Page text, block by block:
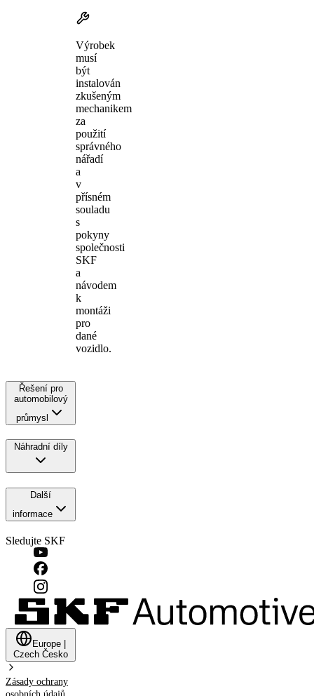
Výrobek
musí
být
instalován
zkušeným
mechanikem
za
použití
správného
nářadí
a
v
přísném
souladu
s
pokyny
společnosti
SKF
a
návodem
k
montáži
pro
dané
vozidlo.
Řešení pro
automobilový
průmysl
Náhradní díly
Další
informace
Sledujte SKF
Europe
Czech Česko
Zásady ochrany